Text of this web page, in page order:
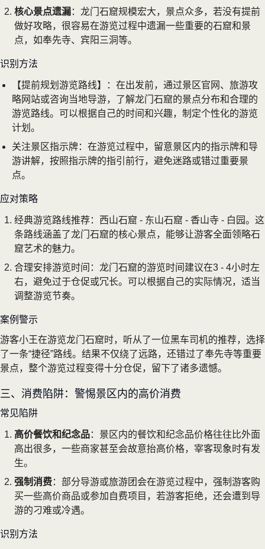
核心景点遗漏：龙门石窟规模宏大，景点众多，若没有提前
做好攻略，很容易在游览过程中遗漏一些重要的石窟和景
点，如奉先寺、宾阳三洞等。
识别方法
【提前规划游览路线】：在出发前，通过景区官网、旅游攻
略网站或咨询当地导游，了解龙门石窟的景点分布和合理的
游览路线。可以根据自己的时间和兴趣，制定个性化的游览
计划。
关注景区指示牌：在游览过程中，留意景区内的指示牌和导
游讲解，按照指示牌的指引前行，避免迷路或错过重要景
点。
应对策略
经典游览路线推荐：西山石窟 - 东山石窟 - 香山寺 - 白园。这
条路线涵盖了龙门石窟的核心景点，能够让游客全面领略石
窟艺术的魅力。
合理安排游览时间：龙门石窟的游览时间建议在3 - 4小时左
右，避免过于仓促或冗长。可以根据自己的实际情况，适当
调整游览节奏。
案例警示
游客小王在游览龙门石窟时，听从了一位黑车司机的推荐，选择
了一条“捷径”路线。结果不仅绕了远路，还错过了奉先寺等重要
景点，整个游览过程变得十分仓促，留下了诸多遗憾。
三、消费陷阱：警惕景区内的高价消费
常见陷阱
高价餐饮和纪念品：景区内的餐饮和纪念品价格往往比外面
高出很多，一些商家甚至会故意抬高价格，宰客现象时有发
生。
强制消费：部分导游或旅游团会在游览过程中，强制游客购
买一些高价商品或参加自费项目，若游客拒绝，还会遭到导
游的刁难或冷遇。
识别方法